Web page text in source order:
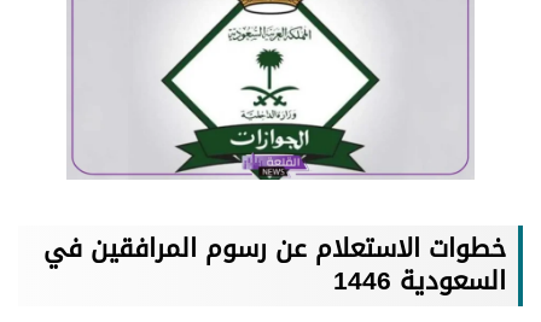
خطوات الاستعلام عن رسوم المرافقين في
السعودية 1446